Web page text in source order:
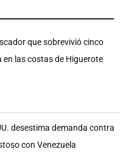
que sobrevivió cinco
en las costas de Higuerote
desestima demanda contra
con Venezuela